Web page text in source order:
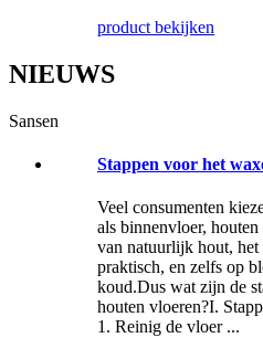
product bekijken
NIEUWS
Sansen
Stappen voor het
Veel consumenten
als binnenvloer,
van natuurlijk hout,
praktisch, en zelfs op
koud.Dus wat zijn de
houten vloeren?I.
1. Reinig de vloer ...